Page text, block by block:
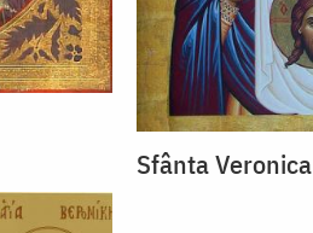
Sfânta Veronica